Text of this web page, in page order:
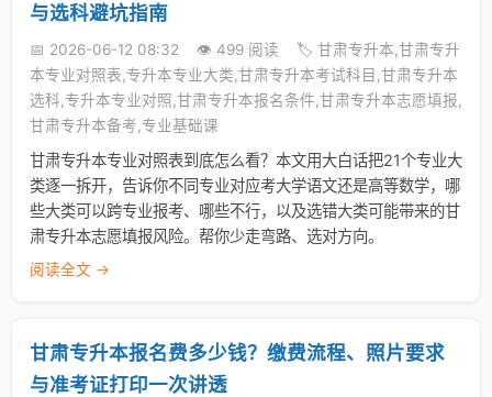
与选科避坑指南
📅 2026-06-12 08:32 👁️ 499 阅读
🏷️ 甘肃专升本,甘肃专升
本专业对照表,专升本专业大类,甘肃专升本考试科目,甘肃专升本
选科,专升本专业对照,甘肃专升本报名条件,甘肃专升本志愿填报,
甘肃专升本备考,专业基础课
甘肃专升本专业对照表到底怎么看？本文用大白话把21个专业大
类逐一拆开，告诉你不同专业对应考大学语文还是高等数学，哪
些大类可以跨专业报考、哪些不行，以及选错大类可能带来的甘
肃专升本志愿填报风险。帮你少走弯路、选对方向。
阅读全文 →
甘肃专升本报名费多少钱？缴费流程、照片要求
与准考证打印一次讲透